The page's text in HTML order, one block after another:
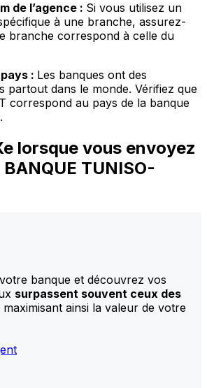
de l’agence : Si vous utilisez un
à une branche, assurez-
branche correspond à celle du
: Les banques ont des
partout dans le monde. Vérifiez que
correspond au pays de la banque
lorsque vous envoyez
TUNISO-
banque et découvrez vos
surpassent souvent ceux des
maximisant ainsi la valeur de votre